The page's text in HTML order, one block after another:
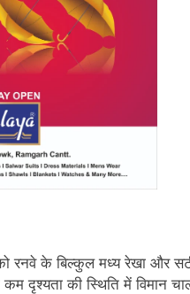
रनवे के बिल्कुल मध्य रेखा और
दृश्यता की स्थिति में विमान